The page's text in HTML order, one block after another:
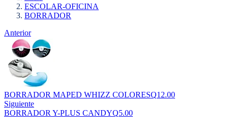
ESCOLAR-OFICINA
BORRADOR
Anterior
BORRADOR MAPED WHIZZ COLORESQ12.00
Siguiente
BORRADOR Y-PLUS CANDYQ5.00